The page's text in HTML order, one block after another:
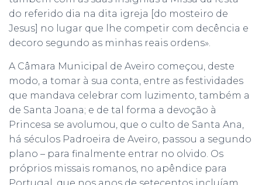
do referido dia na dita igreja [do mosteiro de
Jesus] no lugar que lhe competir com decência e
decoro segundo as minhas reais ordens».
A Câmara Municipal de Aveiro começou, deste
modo, a tomar à sua conta, entre as festividades
que mandava celebrar com luzimento, também a
de Santa Joana; e de tal forma a devoção à
Princesa se avolumou, que o culto de Santa Ana,
há séculos Padroeira de Aveiro, passou a segundo
plano – para finalmente entrar no olvido. Os
próprios missais romanos, no apêndice para